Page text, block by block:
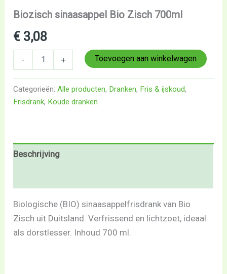
Biozisch sinaasappel Bio Zisch 700ml
€ 3,08
- + Toevoegen aan winkelwagen
Categorieën:Alle producten, Dranken, Fris & ijskoud,
Frisdrank, Koude dranken
Beschrijving
Biologische (BIO) sinaasappelfrisdrank van Bio
Zisch uit Duitsland. Verfrissend en lichtzoet, ideaal
als dorstlesser. Inhoud 700 ml.